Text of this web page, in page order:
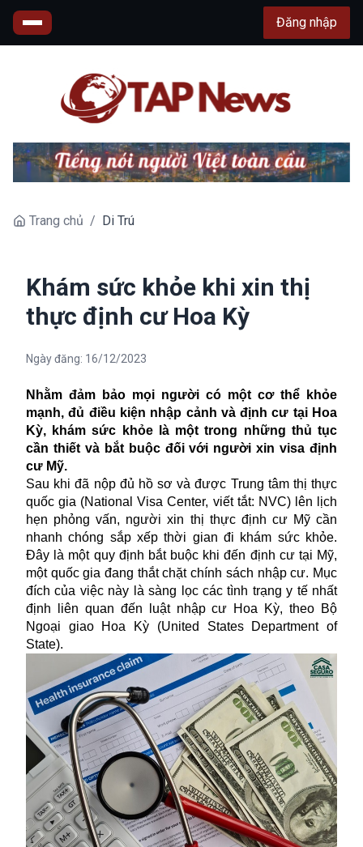
Đăng nhập
Trang chủ / Di Trú
Khám sức khỏe khi xin thị
thực định cư Hoa Kỳ
Ngày đăng: 16/12/2023
Nhằm đảm bảo mọi người có một cơ thể khỏe
mạnh, đủ điều kiện nhập cảnh và định cư tại Hoa
Kỳ, khám sức khỏe là một trong những thủ tục
cần thiết và bắt buộc đối với người xin visa định
cư Mỹ.
Sau khi đã nộp đủ hồ sơ và được Trung tâm thị thực
quốc gia (National Visa Center, viết tắt: NVC) lên lịch
hẹn phỏng vấn, người xin thị thực định cư Mỹ cần
nhanh chóng sắp xếp thời gian đi khám sức khỏe.
Đây là một quy định bắt buộc khi đến định cư tại Mỹ,
một quốc gia đang thắt chặt chính sách nhập cư. Mục
đích của việc này là sàng lọc các tình trạng y tế nhất
định liên quan đến luật nhập cư Hoa Kỳ, theo Bộ
Ngoại giao Hoa Kỳ (United States Department of
State).